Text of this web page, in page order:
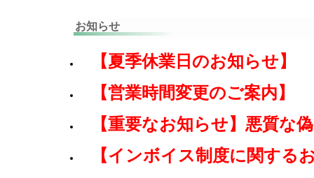
お知らせ
【夏季休業日のお知らせ】
【営業時間変更のご案内】
【重要なお知らせ】悪質な
【インボイス制度に関する